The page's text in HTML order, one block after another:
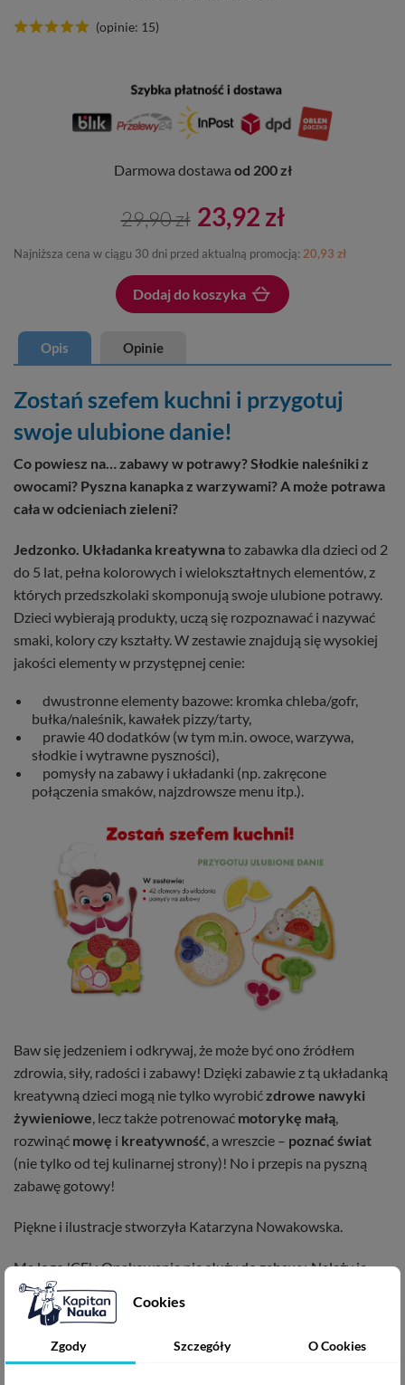
(opinie: 15)
Darmowa dostawa od 200 zł
29,90 zł 23,92 zł
Najniższa cena w ciągu 30 dni przed aktualną promocją: 20,93 zł
Dodaj do koszyka
Opis Opinie
Zostań szefem kuchni i przygotuj
swoje ulubione danie!
Co powiesz na… zabawy w potrawy? Słodkie naleśniki z
owocami? Pyszna kanapka z warzywami? A może potrawa
cała w odcieniach zieleni?
Jedzonko. Układanka kreatywnato zabawka dla dzieci od 2
do 5 lat, pełna kolorowych i wielokształtnych elementów, z
których przedszkolaki skomponują swoje ulubione potrawy.
Dzieci wybierają produkty, uczą się rozpoznawać i nazywać
smaki, kolory czy kształty. W zestawie znajdują się wysokiej
jakości elementy w przystępnej cenie:
dwustronne elementy bazowe: kromka chleba/gofr,
bułka/naleśnik, kawałek pizzy/tarty,
prawie 40 dodatków (w tym m.in. owoce, warzywa,
słodkie i wytrawne pyszności),
pomysły na zabawy i układanki (np. zakręcone
połączenia smaków, najzdrowsze menu itp.).
Baw się jedzeniem i odkrywaj, że może być ono źródłem
zdrowia, siły, radości i zabawy! Dzięki zabawie z tą układanką
kreatywną dzieci mogą nie tylko wyrobićzdrowe nawyki
żywieniowe , lecz także potrenować motorykę małą
rozwinąć mowę i kreatywność , a wreszcie – poznać świat
(nie tylko od tej kulinarnej strony)! No i przepis na pyszną
zabawę gotowy!
Piękne i ilustracje stworzyła Katarzyna Nowakowska.
Ma logo 'CE' ; Opakowanie nie służy do zabawy. Należy je
zachować ze względu na zawarte na nim ważne informacje.
Do użytku pod bezpośrednim nadzorem osoby dorosłej.
W serii:
Cookies
Zgody Szczegóły O Cookies